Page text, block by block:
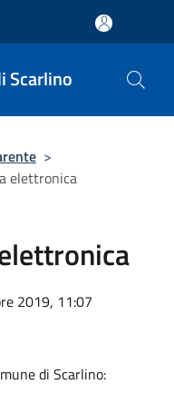
Scarlino
>
elettronica
2019, 11:07
di Scarlino: